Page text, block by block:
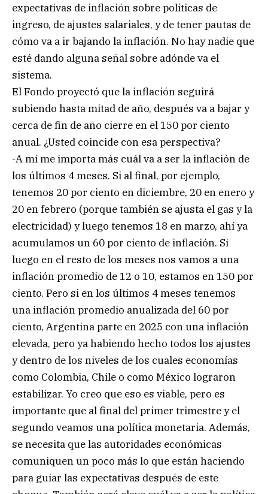
expectativas de inflación sobre políticas de
ingreso, de ajustes salariales, y de tener pautas de
cómo va a ir bajando la inflación. No hay nadie que
esté dando alguna señal sobre adónde va el
sistema.
El Fondo proyectó que la inflación seguirá
subiendo hasta mitad de año, después va a bajar y
cerca de fin de año cierre en el 150 por ciento
anual. ¿Usted coincide con esa perspectiva?
-A mí me importa más cuál va a ser la inflación de
los últimos 4 meses. Si al final, por ejemplo,
tenemos 20 por ciento en diciembre, 20 en enero y
20 en febrero (porque también se ajusta el gas y la
electricidad) y luego tenemos 18 en marzo, ahí ya
acumulamos un 60 por ciento de inflación. Si
luego en el resto de los meses nos vamos a una
inflación promedio de 12 o 10, estamos en 150 por
ciento. Pero si en los últimos 4 meses tenemos
una inflación promedio anualizada del 60 por
ciento, Argentina parte en 2025 con una inflación
elevada, pero ya habiendo hecho todos los ajustes
y dentro de los niveles de los cuales economías
como Colombia, Chile o como México lograron
estabilizar. Yo creo que eso es viable, pero es
importante que al final del primer trimestre y el
segundo veamos una política monetaria. Además,
se necesita que las autoridades económicas
comuniquen un poco más lo que están haciendo
para guiar las expectativas después de este